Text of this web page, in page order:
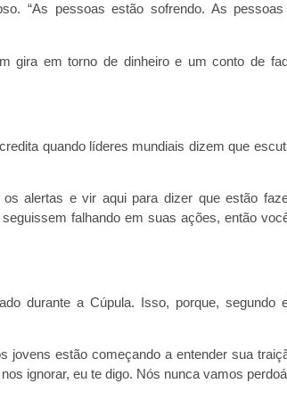
“As pessoas estão sofrendo. As
gira em torno de dinheiro e um conto de
quando líderes mundiais dizem que
alertas e vir aqui para dizer que estão
falhando em suas ações, então
durante a Cúpula. Isso, porque, segundo
jovens estão começando a entender sua
ignorar, eu te digo. Nós nunca vamos